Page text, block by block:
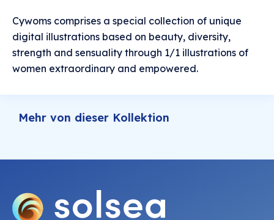
Cywoms comprises a special collection of unique
digital illustrations based on beauty, diversity,
strength and sensuality through 1/1 illustrations of
women extraordinary and empowered.
Mehr von dieser Kollektion